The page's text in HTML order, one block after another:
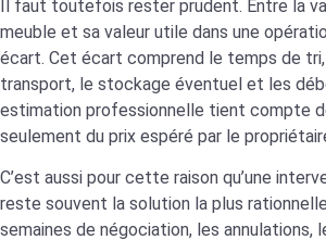
Il faut toutefois rester prudent. Entre la
meuble et sa valeur utile dans une
écart. Cet écart comprend le temps de
transport, le stockage éventuel et les
estimation professionnelle tient compte
seulement du prix espéré par le
C’est aussi pour cette raison qu’une
reste souvent la solution la plus
semaines de négociation, les annulations,